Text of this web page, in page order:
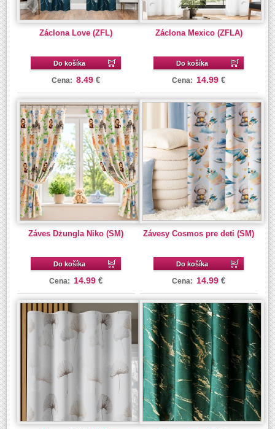
Záclona Love (ZFL)
Do košíka
Cena: 8.49 €
Záclona Mexico (ZFLA)
Do košíka
Cena: 14.99 €
Záves Dżungla Niko (SM)
Do košíka
Cena: 14.99 €
Závesy Cosmos pre deti (SM)
Do košíka
Cena: 14.99 €